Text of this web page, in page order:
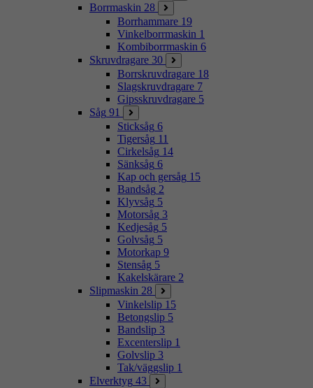
Borrmaskin 28
Borrhammare 19
Vinkelborrmaskin 1
Kombiborrmaskin 6
Skruvdragare 30
Borrskruvdragare 18
Slagskruvdragare 7
Gipsskruvdragare 5
Såg 91
Sticksåg 6
Tigersåg 11
Cirkelsåg 14
Sänksåg 6
Kap och gersåg 15
Bandsåg 2
Klyvsåg 5
Motorsåg 3
Kedjesåg 5
Golvsåg 5
Motorkap 9
Stensåg 5
Kakelskärare 2
Slipmaskin 28
Vinkelslip 15
Betongslip 5
Bandslip 3
Excenterslip 1
Golvslip 3
Tak/väggslip 1
Elverktyg 43